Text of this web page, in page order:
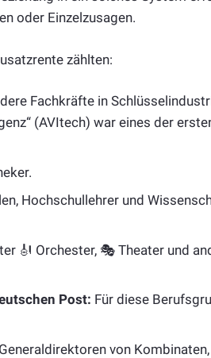
oder Einzelzusagen.
zählten:
Fachkräfte in
(AVItech) war eines der
Hochschullehrer und
🎻 Orchester, 🎭 Theater und
Post: Für diese
Generaldirektoren von